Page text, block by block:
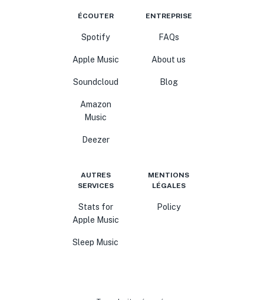
ÉCOUTER
Spotify
Apple Music
Soundcloud
Amazon
Music
Deezer
ENTREPRISE
FAQs
About us
Blog
AUTRES
SERVICES
Stats for
Apple Music
Sleep Music
MENTIONS
LÉGALES
Policy